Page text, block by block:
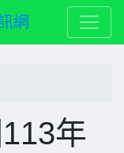
網
年